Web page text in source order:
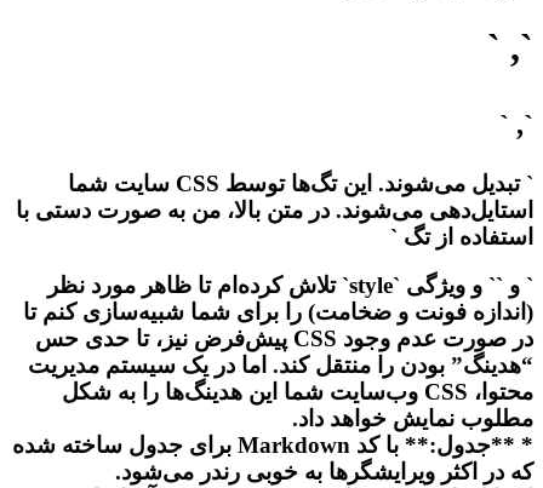
`, `
`, `
` تبدیل می‌شوند. این تگ‌ها توسط CSS سایت شما
استایل‌دهی می‌شوند. در متن بالا، من به صورت دستی با
استفاده از تگ `
` و `
` و ویژگی `style` تلاش کرده‌ام تا ظاهر مورد نظر
(اندازه فونت و ضخامت) را برای شما شبیه‌سازی کنم تا
در صورت عدم وجود CSS پیش‌فرض نیز، تا حدی حس
“هدینگ” بودن را منتقل کند. اما در یک سیستم مدیریت
محتوا، CSS وب‌سایت شما این هدینگ‌ها را به شکل
مطلوب نمایش خواهد داد.
* **جدول:** با کد Markdown برای جدول ساخته شده
که در اکثر ویرایشگرها به خوبی رندر می‌شود.